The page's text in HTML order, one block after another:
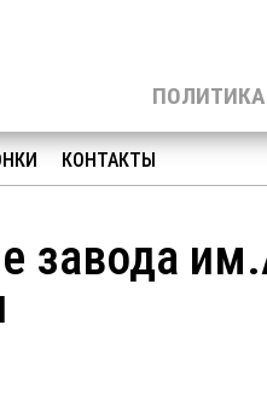
ПОЛИТИКА
КОНТАКТЫ
завода